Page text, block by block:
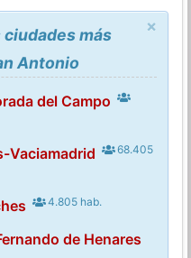
×
más
Antonio
del Campo
Vaciamadrid
68.405
4.805 hab.
de Henares